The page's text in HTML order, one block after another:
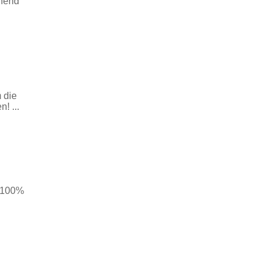
die
...